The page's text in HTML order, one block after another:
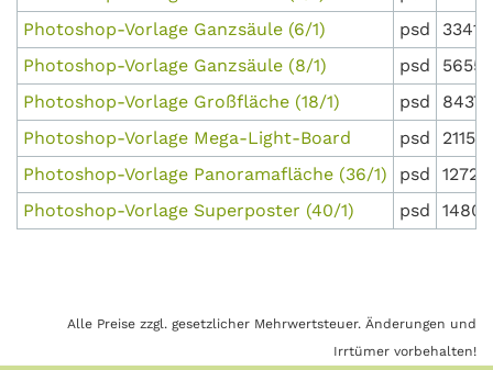
Photoshop-Vorlage Ganzsäule (6/1)
psd
3341
Photoshop-Vorlage Ganzsäule (8/1)
psd
5655
Photoshop-Vorlage Großfläche (18/1)
psd
8437
Photoshop-Vorlage Mega-Light-Board
psd
21152
Photoshop-Vorlage Panoramafläche (36/1)
psd
Photoshop-Vorlage Superposter (40/1)
psd
Alle Preise zzgl. gesetzlicher Mehrwertsteuer. Änderungen und
Irrtümer vorbehalten!